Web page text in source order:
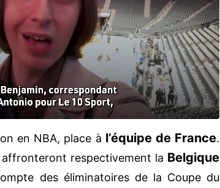
en NBA, place à l’équipe de France.
affronteront respectivement la Belgique
des éliminatoires de la Coupe du